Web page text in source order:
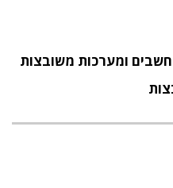
ומערכות משובצות